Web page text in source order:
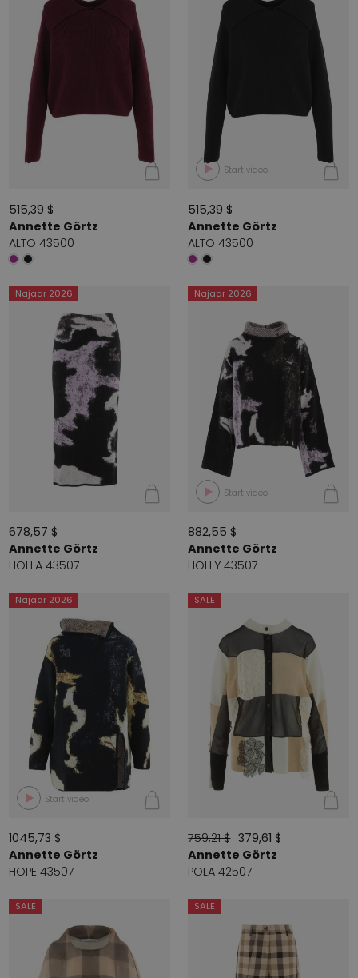
515,39 $
Annette Görtz
ALTO 43500
Start video
515,39 $
Annette Görtz
ALTO 43500
Najaar 2026
678,57 $
Annette Görtz
HOLLA 43507
Najaar 2026
Start video
882,55 $
Annette Görtz
HOLLY 43507
Najaar 2026
Start video
1045,73 $
Annette Görtz
HOPE 43507
SALE
759,21 $ 379,61 $
Annette Görtz
POLA 42507
SALE SALE